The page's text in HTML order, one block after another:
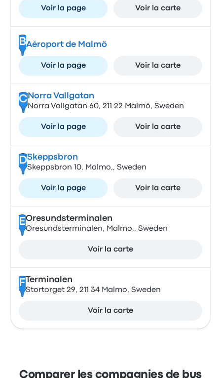
Voir la page Voir la carte
BAéroport de Malmö
Voir la page Voir la carte
CNorra Vallgatan
Norra Vallgatan 60, 211 22 Malmö, Sweden
Voir la page Voir la carte
DSkeppsbron
Skeppsbron 10, Malmo,, Sweden
Voir la page Voir la carte
EOresundsterminalen
Oresundsterminalen, Malmo,, Sweden
Voir la carte
F Terminalen
Stortorget 29, 211 34 Malmo, Sweden
Voir la carte
Comparer les compagnies de bus